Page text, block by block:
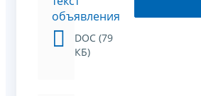
объявления
DOC (79
КБ)